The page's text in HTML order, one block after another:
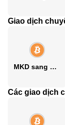
Giao dịch
MKD sang BTC
Các giao dịch